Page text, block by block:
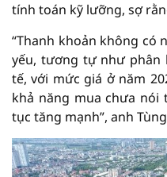
tính toán kỹ lưỡng, sợ
“Thanh khoản không có
yếu, tương tự như phân
tế, với mức giá ở năm
khả năng mua chưa nói
tục tăng mạnh”, anh